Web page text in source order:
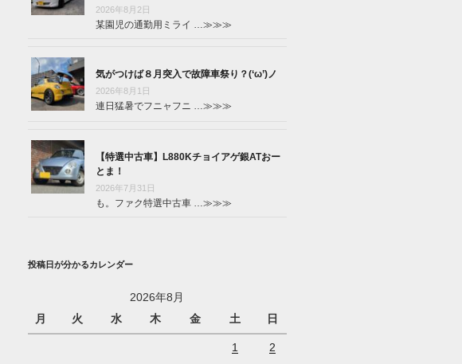
2026年8月2日
某園児の通勤用ミライ …≫≫≫
気がつけば８月突入で故障車祭り？(‘ω’)ノ
2026年8月1日
連日猛暑でフニャフニ …≫≫≫
【特選中古車】L880Kチョイアゲ銀ATおー
とま！
2026年7月31日
も。ファク特選中古車 …≫≫≫
投稿日が分かるカレンダー
2026年8月
月
火 水 木 金 土 日
1 2